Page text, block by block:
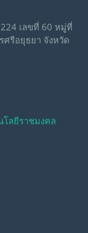
เลขที่ 60 หมู่ที่
ศรีอยุธยา จังหวัด
โลยีราชมงคล